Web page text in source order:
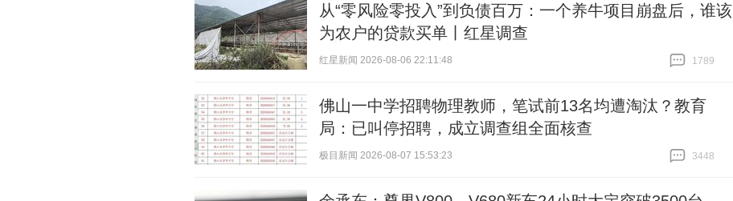
从“零风险零投入”到负债百万：一个养牛项目崩盘后，谁该
为农户的贷款买单丨红星调查
红星新闻 2026-08-06 22:11:48
1789
佛山一中学招聘物理教师，笔试前13名均遭淘汰？教育
局：已叫停招聘，成立调查组全面核查
极目新闻 2026-08-07 15:53:23
3448